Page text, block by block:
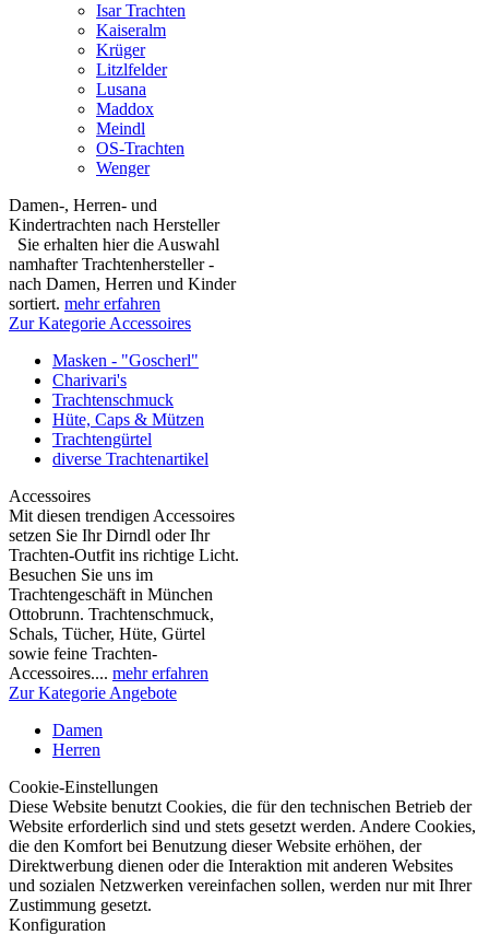
Isar Trachten
Kaiseralm
Krüger
Litzlfelder
Lusana
Maddox
Meindl
OS-Trachten
Wenger
Damen-, Herren- und
Kindertrachten nach Hersteller
Sie erhalten hier die Auswahl
namhafter Trachtenhersteller -
nach Damen, Herren und Kinder
sortiert. mehr erfahren
Zur Kategorie Accessoires
Masken - "Goscherl"
Charivari's
Trachtenschmuck
Hüte, Caps & Mützen
Trachtengürtel
diverse Trachtenartikel
Accessoires
Mit diesen trendigen Accessoires
setzen Sie Ihr Dirndl oder Ihr
Trachten-Outfit ins richtige Licht.
Besuchen Sie uns im
Trachtengeschäft in München
Ottobrunn. Trachtenschmuck,
Schals, Tücher, Hüte, Gürtel
sowie feine Trachten-
Accessoires.... mehr erfahren
Zur Kategorie Angebote
Damen
Herren
Cookie-Einstellungen
Diese Website benutzt Cookies, die für den technischen Betrieb der
Website erforderlich sind und stets gesetzt werden. Andere Cookies,
die den Komfort bei Benutzung dieser Website erhöhen, der
Direktwerbung dienen oder die Interaktion mit anderen Websites
und sozialen Netzwerken vereinfachen sollen, werden nur mit Ihrer
Zustimmung gesetzt.
Konfiguration